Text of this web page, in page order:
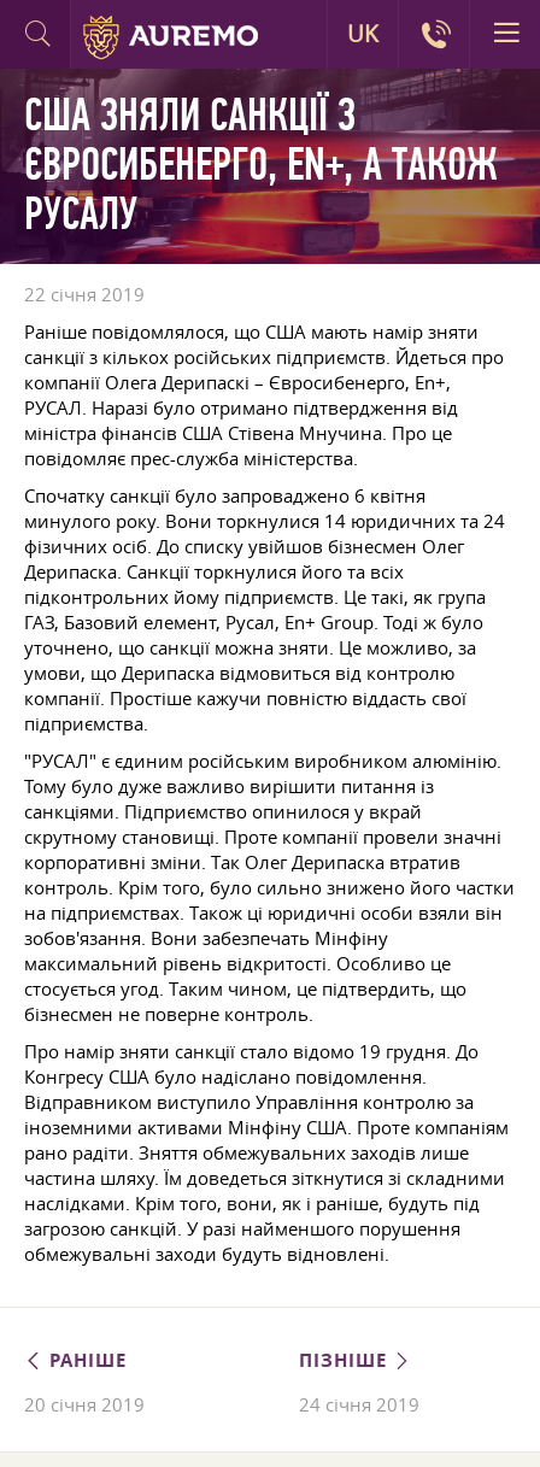
США ЗНЯЛИ САНКЦІЇ З
ЄВРОСИБЕНЕРГО, EN+, А ТАКОЖ
РУСАЛУ
22 січня 2019
Раніше повідомлялося, що США мають намір зняти
санкції з кількох російських підприємств. Йдеться про
компанії Олега Дерипаскі – Євросибенерго, En+,
РУСАЛ. Наразі було отримано підтвердження від
міністра фінансів США Стівена Мнучина. Про це
повідомляє прес-служба міністерства.
Спочатку санкції було запроваджено 6 квітня
минулого року. Вони торкнулися 14 юридичних та 24
фізичних осіб. До списку увійшов бізнесмен Олег
Дерипаска. Санкції торкнулися його та всіх
підконтрольних йому підприємств. Це такі, як група
ГАЗ, Базовий елемент, Русал, En+ Group. Тоді ж було
уточнено, що санкції можна зняти. Це можливо, за
умови, що Дерипаска відмовиться від контролю
компанії. Простіше кажучи повністю віддасть свої
підприємства.
"РУСАЛ" є єдиним російським виробником алюмінію.
Тому було дуже важливо вирішити питання із
санкціями. Підприємство опинилося у вкрай
скрутному становищі. Проте компанії провели значні
корпоративні зміни. Так Олег Дерипаска втратив
контроль. Крім того, було сильно знижено його частки
на підприємствах. Також ці юридичні особи взяли він
зобов'язання. Вони забезпечать Мінфіну
максимальний рівень відкритості. Особливо це
стосується угод. Таким чином, це підтвердить, що
бізнесмен не поверне контроль.
Про намір зняти санкції стало відомо 19 грудня. До
Конгресу США було надіслано повідомлення.
Відправником виступило Управління контролю за
іноземними активами Мінфіну США. Проте компаніям
рано радіти. Зняття обмежувальних заходів лише
частина шляху. Їм доведеться зіткнутися зі складними
наслідками. Крім того, вони, як і раніше, будуть під
загрозою санкцій. У разі найменшого порушення
обмежувальні заходи будуть відновлені.
РАНІШЕ
20 січня 2019
ПІЗНІШЕ
24 січня 2019
UK